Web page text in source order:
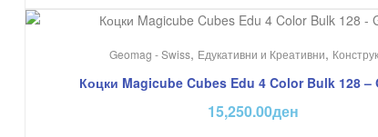
Geomag - Swiss, Едукативни и Креативни,
Коцки Magicube Cubes Edu 4 Color Bulk 128 –
15,250.00ден